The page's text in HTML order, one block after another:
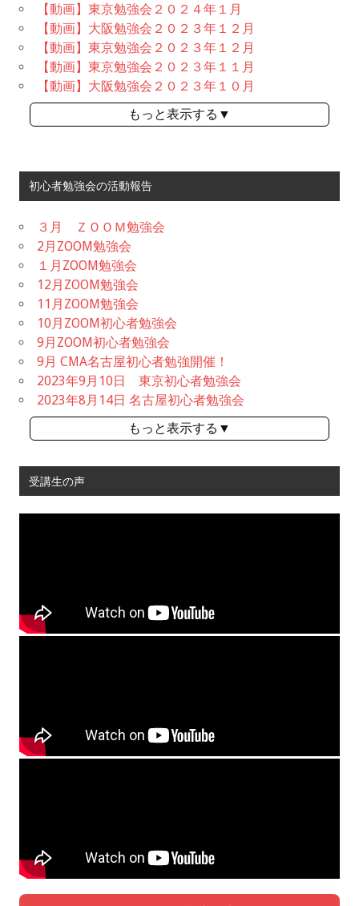
【動画】東京勉強会２０２４年１月
【動画】大阪勉強会２０２３年１２月
【動画】東京勉強会２０２３年１２月
【動画】東京勉強会２０２３年１１月
【動画】大阪勉強会２０２３年１０月
もっと表示する▼
初心者勉強会の活動報告
３月 ＺＯＯＭ勉強会
2月ZOOM勉強会
１月ZOOM勉強会
12月ZOOM勉強会
11月ZOOM勉強会
10月ZOOM初心者勉強会
9月ZOOM初心者勉強会
9月 CMA名古屋初心者勉強開催！
2023年9月10日 東京初心者勉強会
2023年8月14日 名古屋初心者勉強会
もっと表示する▼
受講生の声